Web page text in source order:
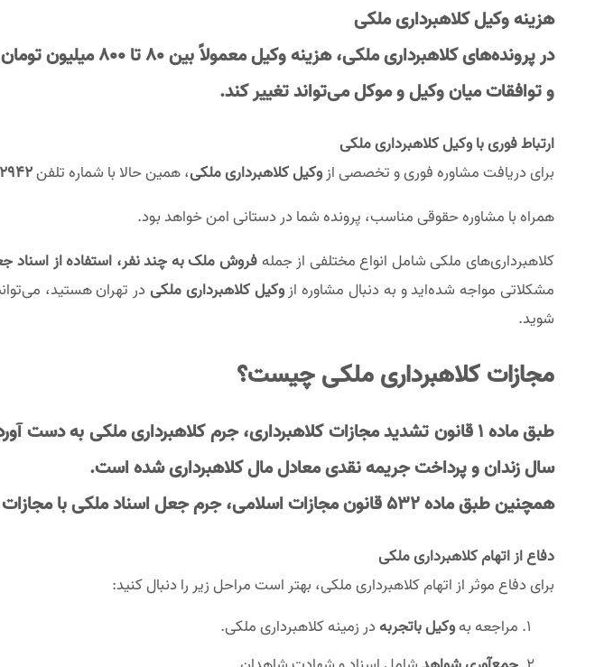
هزینه وکیل کلاهبرداری ملکی
در پرونده‌هایکلاهبرداری ملکی، هزینه وکیل معمولاً بین80 تا 800 میلیون تومان
و توافقات میان وکیل و موکل می‌تواند تغییر کند.
ارتباط فوری با وکیل کلاهبرداری ملکی
برای دریافت مشاوره فوری و تخصصی ازوکیل کلاهبرداری ملکی، همین حالا با شماره تلفن
همراه با مشاوره حقوقی مناسب، پرونده شما در دستانی امن خواهد بود.
کلاهبرداری‌های ملکی شامل انواع مختلفی از جملهفروش ملک به چند نفر، استفاده از اسناد
مشکلاتی مواجه شده‌اید و به دنبال مشاوره ازوکیل کلاهبرداری ملکیدر تهران هستید،
شوید.
مجازات کلاهبرداری ملکی چیست؟
طبقماده 1 قانون تشدید مجازات کلاهبرداری ، جرم کلاهبرداری ملکی به دست
سال زندانوپرداخت جریمه نقدی معادل مال کلاهبرداری شدهاست.
همچنین طبقماده 532 قانون مجازات اسلامی ، جرم جعل اسناد ملکی با مجازات
دفاع از اتهام کلاهبرداری ملکی
برای دفاع موثر از اتهام کلاهبرداری ملکی، بهتر است مراحل زیر را دنبال کنید:
مراجعه بهوکیل باتجربهدر زمینه کلاهبرداری ملکی.